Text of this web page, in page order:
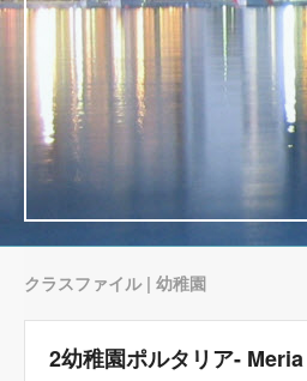
クラスファイル | 幼稚園
2幼稚園ポルタリア- Meria